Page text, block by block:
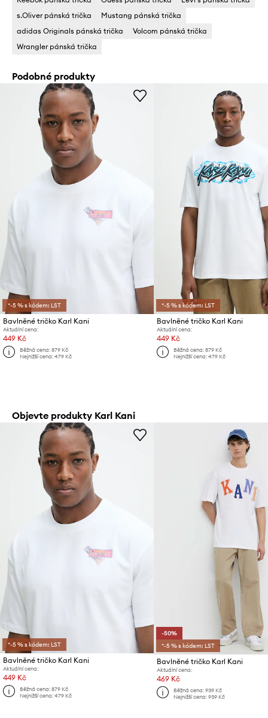
s.Oliver pánská trička
Mustang pánská trička
adidas Originals pánská trička
Volcom pánská trička
Wrangler pánská trička
Podobné produkty
*-5 % s kódem: LST
Bavlněné tričko Karl Kani
Aktuální cena:
449 Kč
Běžná cena:879 Kč
Nejnižší cena:479 Kč
*-5 % s kódem: LST
Bavlněné tričko Karl Kani
Aktuální cena:
449 Kč
Běžná cena:879 Kč
Nejnižší cena:479 Kč
Objevte produkty Karl Kani
*-5 % s kódem: LST
Bavlněné tričko Karl Kani
Aktuální cena:
449 Kč
Běžná cena:879 Kč
Nejnižší cena:479 Kč
-50%
*-5 % s kódem: LST
Bavlněné tričko Karl Kani
Aktuální cena:
469 Kč
Běžná cena:939 Kč
Nejnižší cena:939 Kč